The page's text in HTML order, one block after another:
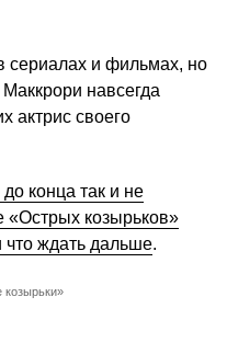
сериалах и фильмах, но
навсегда
актрис своего
конца так и не
«Острых козырьков»
ждать дальше.
козырьки»